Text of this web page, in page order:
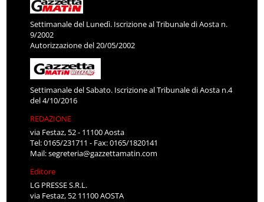
Settimanale del Lunedì. Iscrizione al Tribunale di Aosta n.
9/2002
Autorizzazione del 20/05/2002
Settimanale del Sabato. Iscrizione al Tribunale di Aosta n.4
del 4/10/2016
REDAZIONE
via Festaz, 52 - 11100 Aosta
Tel: 0165/231711 - Fax: 0165/1820141
Mail:segreteria@gazzettamatin.com
Editore
LG PRESSE S.R.L.
via Festaz, 52 11100 AOSTA